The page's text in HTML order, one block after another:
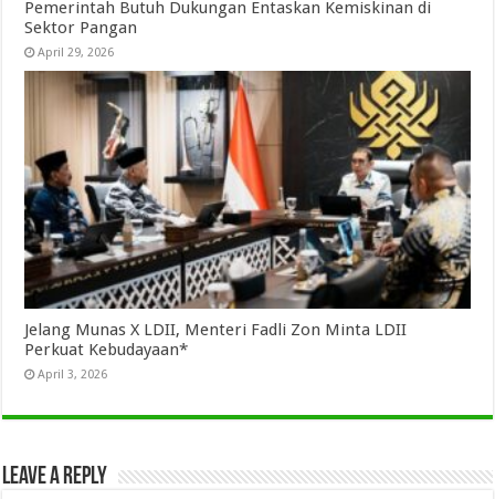
Pemerintah Butuh Dukungan Entaskan Kemiskinan di
Sektor Pangan
April 29, 2026
Jelang Munas X LDII, Menteri Fadli Zon Minta LDII
Perkuat Kebudayaan*
April 3, 2026
Leave a Reply